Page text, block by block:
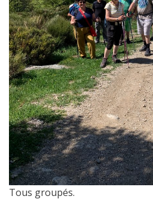
Tous groupés.